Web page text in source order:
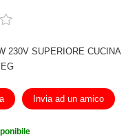
230V SUPERIORE CUCINA
Invia ad un amico